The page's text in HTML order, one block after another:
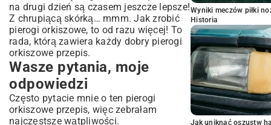
na drugi dzień są czasem jeszcze lepsze!
Z chrupiącą skórką… mmm. Jak zrobić
pierogi orkiszowe, to od razu więcej! To
rada, którą zawiera każdy dobry pierogi
orkiszowe przepis.
Wasze pytania, moje
odpowiedzi
Często pytacie mnie o ten pierogi
orkiszowe przepis, więc zebrałam
najczęstsze wątpliwości.
Wyniki meczów piłki
Historia
Jak uniknąć oszustw